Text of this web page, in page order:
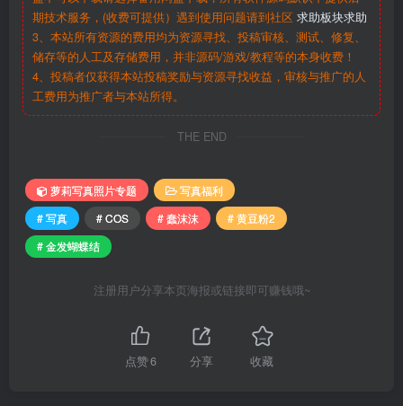
期技术服务，(收费可提供）遇到使用问题请到社区 求助板块求助
3、本站所有资源的费用均为资源寻找、投稿审核、测试、修复、
储存等的人工及存储费用，并非源码/游戏/教程等的本身收费！
4、投稿者仅获得本站投稿奖励与资源寻找收益，审核与推广的人
工费用为推广者与本站所得。
THE END
萝莉写真照片专题
写真福利
# 写真
# COS # 蠢沫沫
# 黄豆粉2
# 金发蝴蝶结
注册用户分享本页海报或链接即可赚钱哦~
点赞6 分享 收藏